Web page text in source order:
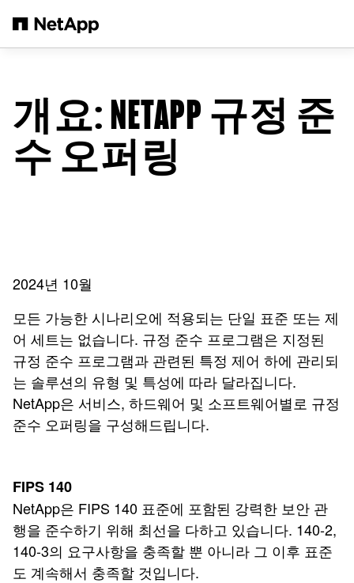
개요: NETAPP 규정 준
수 오퍼링
2024년 10월
모든 가능한 시나리오에 적용되는 단일 표준 또는 제
어 세트는 없습니다. 규정 준수 프로그램은 지정된
규정 준수 프로그램과 관련된 특정 제어 하에 관리되
는 솔루션의 유형 및 특성에 따라 달라집니다.
NetApp은 서비스, 하드웨어 및 소프트웨어별로 규정
준수 오퍼링을 구성해드립니다.
FIPS 140
NetApp은 FIPS 140 표준에 포함된 강력한 보안 관
행을 준수하기 위해 최선을 다하고 있습니다. 140-2,
140-3의 요구사항을 충족할 뿐 아니라 그 이후 표준
도 계속해서 충족할 것입니다.